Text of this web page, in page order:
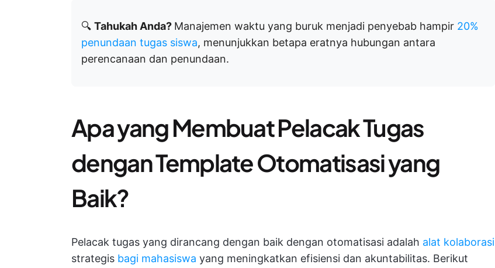
🔍 Tahukah Anda? Manajemen waktu yang buruk menjadi penyebab hampir 20%
penundaan tugas siswa, menunjukkan betapa eratnya hubungan antara
perencanaan dan penundaan.
Apa yang Membuat Pelacak Tugas
dengan Template Otomatisasi yang
Baik?
Pelacak tugas yang dirancang dengan baik dengan otomatisasi adalah alat kolaborasi
strategis bagi mahasiswa yang meningkatkan efisiensi dan akuntabilitas. Berikut